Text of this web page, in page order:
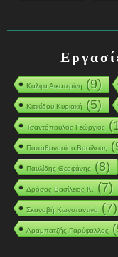
Κάλφα Αικατερίνη(9)
Κιτικίδου Κυριακή(5)
Τσαντόπουλος Γεώργιος
Παπαθανασίου Βασίλειος
Παυλίδης Θεοφάνης(8)
Δρόσος Βασίλειος Κ.(7)
Σκαναβή Κωνσταντίνα(7)
Αραμπατζής Γαρύφαλλος